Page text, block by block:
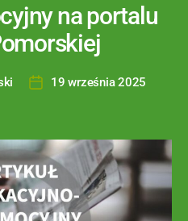
na portalu
19 września 2025